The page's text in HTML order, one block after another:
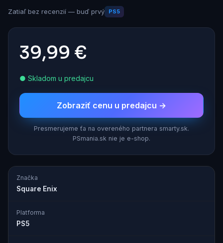
Zatiaľ bez recenzií — buď prvý PS5
39,99 €
● Skladom u predajcu
Zobraziť cenu u predajcu →
Presmerujeme ťa na overeného partnera smarty.sk.
PSmania.sk nie je e-shop.
Značka
Square Enix
Platforma
PS5